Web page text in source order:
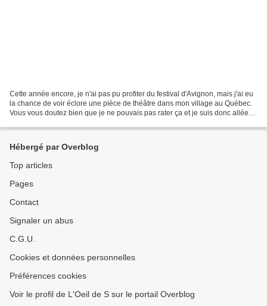
Cette année encore, je n'ai pas pu profiter du festival d'Avignon, mais j'ai eu
la chance de voir éclore une pièce de théâtre dans mon village au Québec.
Vous vous doutez bien que je ne pouvais pas rater ça et je suis donc allée
Hébergé par Overblog
Top articles
Pages
Contact
Signaler un abus
C.G.U.
Cookies et données personnelles
Préférences cookies
Voir le profil de L'Oeil de S sur le portail Overblog